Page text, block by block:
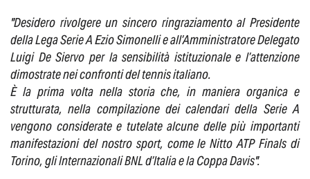
"Desidero rivolgere un sincero ringraziamento al Presidente
della Lega Serie A Ezio Simonelli e all’Amministratore Delegato
Luigi De Siervo per la sensibilità istituzionale e l’attenzione
dimostrate nei confronti del tennis italiano.
È la prima volta nella storia che, in maniera organica e
strutturata, nella compilazione dei calendari della Serie A
vengono considerate e tutelate alcune delle più importanti
manifestazioni del nostro sport, come le Nitto ATP Finals di
Torino, gli Internazionali BNL d’Italia e la Coppa Davis".